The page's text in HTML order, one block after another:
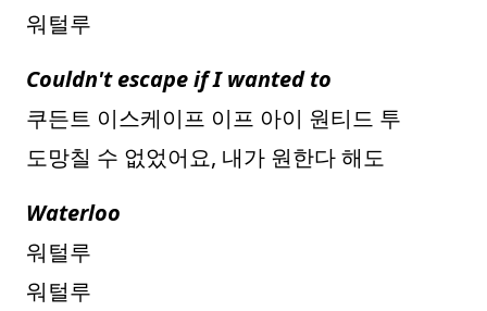
워털루
Couldn't escape if I wanted to
쿠든트 이스케이프 이프 아이 원티드 투
도망칠 수 없었어요, 내가 원한다 해도
Waterloo
워털루
워털루